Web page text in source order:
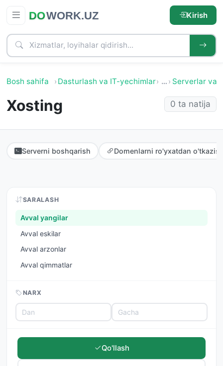
Kirish
Bosh sahifa Dasturlash va IT-yechimlar … Serverlar va
Xosting 0 ta natija
Serverni boshqarish Domenlarni ro'yxatdan
SARALASH
Avval yangilar
Avval eskilar
Avval arzonlar
Avval qimmatlar
NARX
Qo'llash